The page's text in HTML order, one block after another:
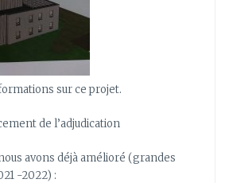
sur ce projet.
de l’adjudication
avons déjà amélioré (grandes
-2022) :